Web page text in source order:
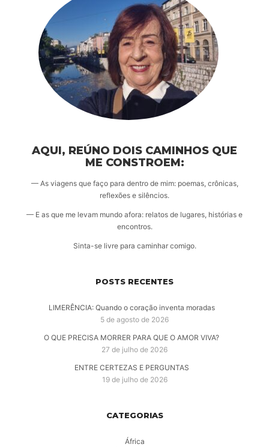
AQUI, REÚNO DOIS CAMINHOS QUE
ME CONSTROEM:
— As viagens que faço para dentro de mim: poemas, crônicas,
reflexões e silêncios.
— E as que me levam mundo afora: relatos de lugares, histórias e
encontros.
Sinta-se livre para caminhar comigo.
POSTS RECENTES
LIMERÊNCIA: Quando o coração inventa moradas
5 de agosto de 2026
O QUE PRECISA MORRER PARA QUE O AMOR VIVA?
27 de julho de 2026
ENTRE CERTEZAS E PERGUNTAS
19 de julho de 2026
CATEGORIAS
África